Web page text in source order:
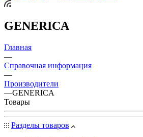
GENERICA
Главная
—
Справочная информация
—
Производители
—GENERICA
Товары
Разделы товаров